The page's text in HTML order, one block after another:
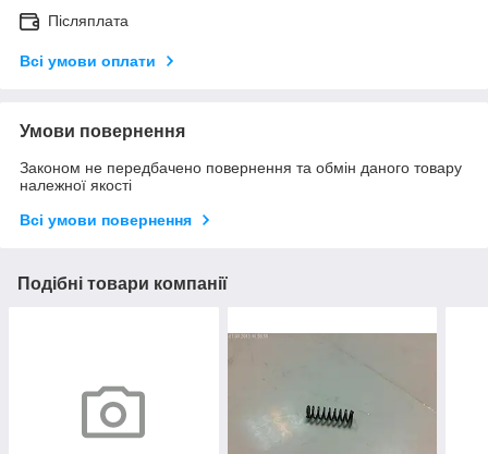
Післяплата
Всі умови оплати
Умови повернення
Законом не передбачено повернення та обмін даного товару
належної якості
Всі умови повернення
Подібні товари компанії